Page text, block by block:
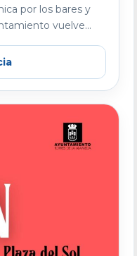
por los bares y
vuelve...